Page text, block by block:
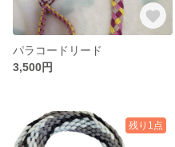
パラコードリード
3,500円
残り1点